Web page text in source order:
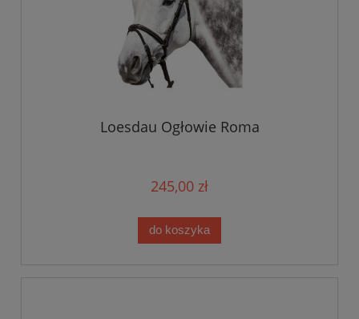
Loesdau Ogłowie Roma
245,00 zł
do koszyka